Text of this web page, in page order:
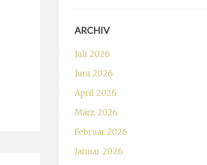
ARCHIV
Juli 2026
Juni 2026
April 2026
März 2026
Februar 2026
Januar 2026